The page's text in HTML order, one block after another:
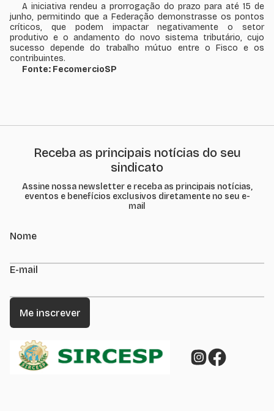
A iniciativa rendeu a prorrogação do prazo para até 15 de
junho, permitindo que a Federação demonstrasse os pontos
críticos, que podem impactar negativamente o setor
produtivo e o andamento do novo sistema tributário, cujo
sucesso depende do trabalho mútuo entre o Fisco e os
contribuintes.
Fonte: FecomercioSP
Receba as principais notícias do seu
sindicato
Assine nossa newsletter e receba as principais notícias,
eventos e benefícios exclusivos diretamente no seu e-
mail
Nome
E-mail